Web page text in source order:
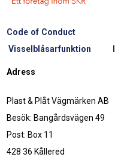
Code of Conduct
Visselblåsarfunktion
Adress
Plast & Plåt Vägmärken AB
Besök: Bangårdsvägen 49
Post: Box 11
428 36 Kållered